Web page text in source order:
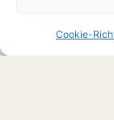
Cookie-